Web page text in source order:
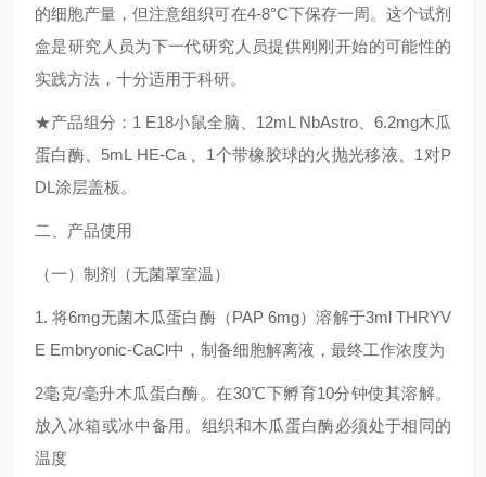
的细胞产量，但注意组织可在4-8°C下保存一周。这个试剂
盒是研究人员为下一代研究人员提供刚刚开始的可能性的
实践方法，十分适用于科研。
★产品组分： 1 E18小鼠全脑、 12mL NbAstro、 6.2mg木瓜
蛋白酶、 5mL HE-Ca 1个带橡胶球的火抛光移液、 1 对P
DL 涂层盖板。
二、产品使用
（一） 制剂（无菌罩室温）
1.将6mg无菌木瓜蛋白酶（PAP 6mg）溶解于3ml THRYV
E Embryonic-CaCl中，制备细胞解离液，最终工作浓度为
2毫克/毫升木瓜蛋白酶。在30℃下孵育10分钟使其溶解。
放入冰箱或冰中备用。组织和木瓜蛋白酶必须处于相同的
温度